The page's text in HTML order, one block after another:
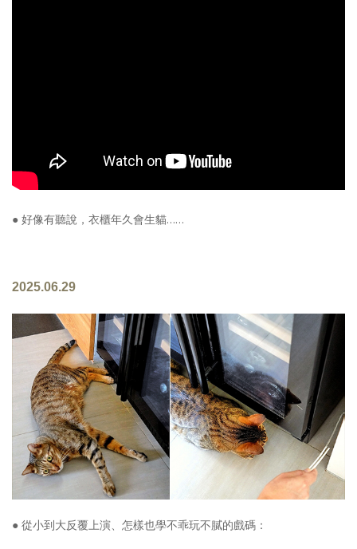
● 好像有聽說，衣櫃年久會生貓……
2025.06.29
● 從小到大反覆上演、怎樣也學不乖玩不膩的戲碼：